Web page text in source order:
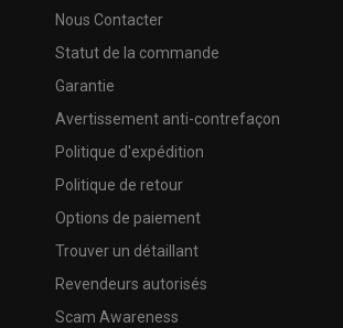
Nous Contacter
Statut de la commande
Garantie
Avertissement anti-contrefaçon
Politique d'expédition
Politique de retour
Options de paiement
Trouver un détaillant
Revendeurs autorisés
Scam Awareness